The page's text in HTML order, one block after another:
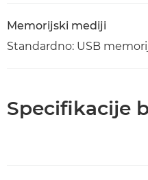
Memorijski mediji
Standardno: USB
Specifikacije